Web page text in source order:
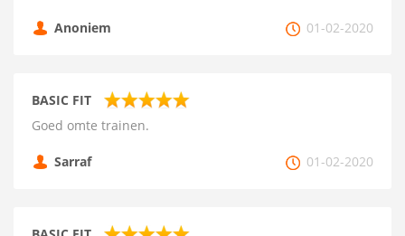
Anoniem 01-02-2020
BASIC FIT
Goed omte trainen.
Sarraf 01-02-2020